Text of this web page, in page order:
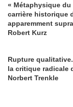
« Métaphysique
carrière historique
apparemment
Robert Kurz
Rupture
la critique radicale
Norbert Trenkle